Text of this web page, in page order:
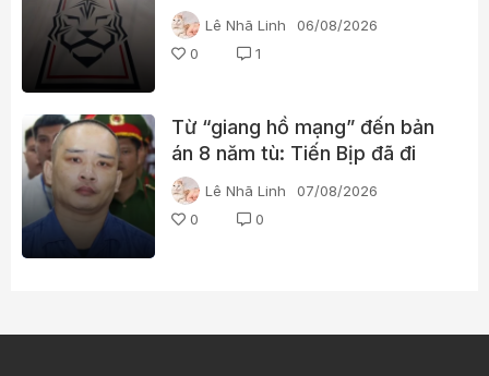
gái gọi cho trọng tài, cảnh sát
đột kích trụ sở
Lê Nhã Linh
06/08/2026
0
1
Từ “giang hồ mạng” đến bản
án 8 năm tù: Tiến Bịp đã đi
qua những gì?
Lê Nhã Linh
07/08/2026
0
0